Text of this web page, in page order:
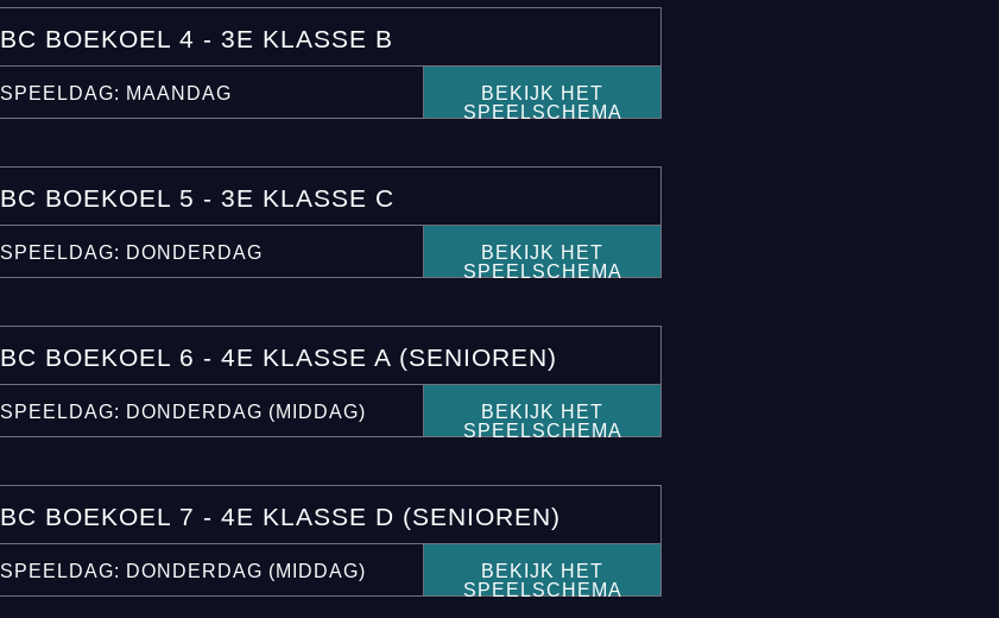
BC BOEKOEL 4 - 3E KLASSE B
SPEELDAG: MAANDAG
BEKIJK HET
SPEELSCHEMA
BC BOEKOEL 5 - 3E KLASSE C
SPEELDAG: DONDERDAG
BEKIJK HET
SPEELSCHEMA
BC BOEKOEL 6 - 4E KLASSE A (SENIOREN)
SPEELDAG: DONDERDAG (MIDDAG)
BEKIJK HET
SPEELSCHEMA
BC BOEKOEL 7 - 4E KLASSE D (SENIOREN)
SPEELDAG: DONDERDAG (MIDDAG)
BEKIJK HET
SPEELSCHEMA